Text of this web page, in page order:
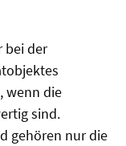
bei der
wenn die
sind.
gehören nur die